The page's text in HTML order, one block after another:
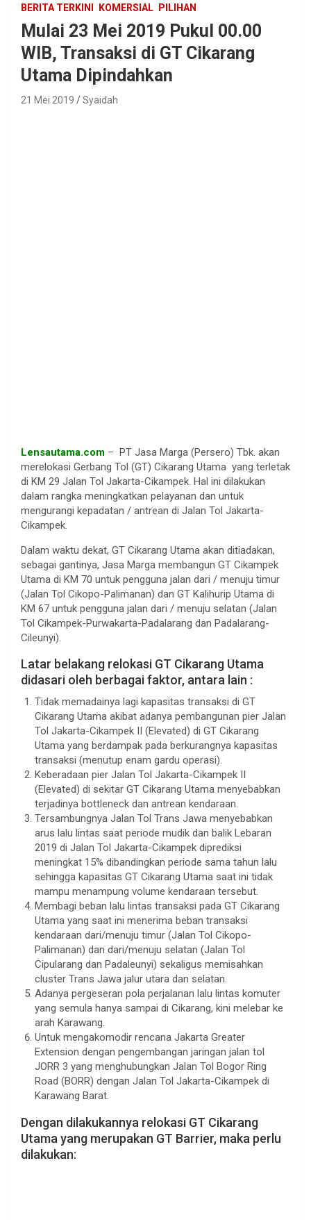
BERITA TERKINI KOMERSIAL PILIHAN
Mulai 23 Mei 2019 Pukul 00.00
WIB, Transaksi di GT Cikarang
Utama Dipindahkan
21 Mei 2019 Syaidah
Lensautama.com – PT Jasa Marga (Persero) Tbk. akan
merelokasi Gerbang Tol (GT) Cikarang Utama yang terletak
di KM 29 Jalan Tol Jakarta-Cikampek. Hal ini dilakukan
dalam rangka meningkatkan pelayanan dan untuk
mengurangi kepadatan / antrean di Jalan Tol Jakarta-
Cikampek.
Dalam waktu dekat, GT Cikarang Utama akan ditiadakan,
sebagai gantinya, Jasa Marga membangun GT Cikampek
Utama di KM 70 untuk pengguna jalan dari / menuju timur
(Jalan Tol Cikopo-Palimanan) dan GT Kalihurip Utama di
KM 67 untuk pengguna jalan dari / menuju selatan (Jalan
Tol Cikampek-Purwakarta-Padalarang dan Padalarang-
Cileunyi).
Latar belakang relokasi GT Cikarang Utama
didasari oleh berbagai faktor, antara lain :
Tidak memadainya lagi kapasitas transaksi di GT
Cikarang Utama akibat adanya pembangunan pier Jalan
Tol Jakarta-Cikampek II (Elevated) di GT Cikarang
Utama yang berdampak pada berkurangnya kapasitas
transaksi (menutup enam gardu operasi).
Keberadaan pier Jalan Tol Jakarta-Cikampek II
(Elevated) di sekitar GT Cikarang Utama menyebabkan
terjadinya bottleneck dan antrean kendaraan.
Tersambungnya Jalan Tol Trans Jawa menyebabkan
arus lalu lintas saat periode mudik dan balik Lebaran
2019 di Jalan Tol Jakarta-Cikampek diprediksi
meningkat 15% dibandingkan periode sama tahun lalu
sehingga kapasitas GT Cikarang Utama saat ini tidak
mampu menampung volume kendaraan tersebut.
Membagi beban lalu lintas transaksi pada GT Cikarang
Utama yang saat ini menerima beban transaksi
kendaraan dari/menuju timur (Jalan Tol Cikopo-
Palimanan) dan dari/menuju selatan (Jalan Tol
Cipularang dan Padaleunyi) sekaligus memisahkan
cluster Trans Jawa jalur utara dan selatan.
Adanya pergeseran pola perjalanan lalu lintas komuter
yang semula hanya sampai di Cikarang, kini melebar ke
arah Karawang.
Untuk mengakomodir rencana Jakarta Greater
Extension dengan pengembangan jaringan jalan tol
JORR 3 yang menghubungkan Jalan Tol Bogor Ring
Road (BORR) dengan Jalan Tol Jakarta-Cikampek di
Karawang Barat.
Dengan dilakukannya relokasi GT Cikarang
Utama yang merupakan GT Barrier, maka perlu
dilakukan: